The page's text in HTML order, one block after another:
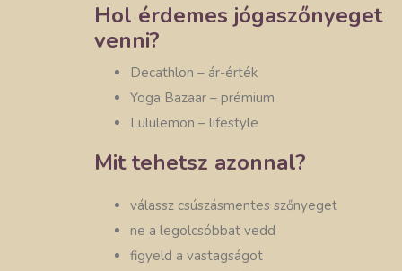
Hol érdemes jógaszőnyeget
venni?
Decathlon – ár-érték
Yoga Bazaar – prémium
Lululemon – lifestyle
Mit tehetsz azonnal?
válassz csúszásmentes szőnyeget
ne a legolcsóbbat vedd
figyeld a vastagságot